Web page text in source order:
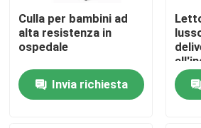
Prodotti
Su di noi
Culla per bambini ad
alta resistenza in
ospedale
Invia richiesta
con